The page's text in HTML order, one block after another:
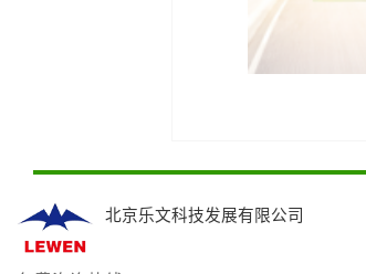
北京乐文科技发展有限公司